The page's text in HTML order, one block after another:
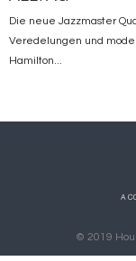
Die neue Jazzmaster
Veredelungen und
Hamilton...
© 2019